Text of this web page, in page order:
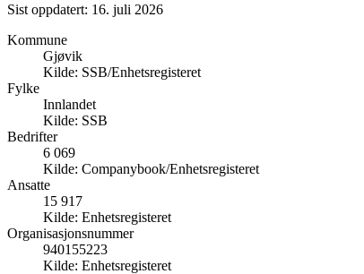
Sist oppdatert: 16. juli 2026
Kommune
Gjøvik
Kilde: SSB/Enhetsregisteret
Fylke
Innlandet
Kilde: SSB
Bedrifter
6 069
Kilde: Companybook/Enhetsregisteret
Ansatte
15 917
Kilde: Enhetsregisteret
Organisasjonsnummer
940155223
Kilde: Enhetsregisteret